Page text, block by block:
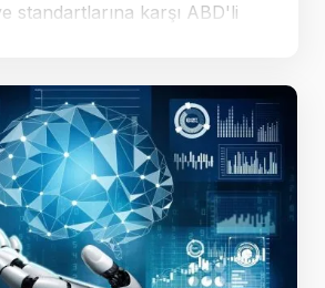
standartlarına karşı ABD'li